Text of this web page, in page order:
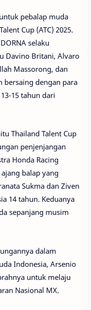
pebalap muda
Cup (ATC) 2025.
selaku
Davino Britani, Alvaro
Massorong, dan
bersaing dengan para
15 tahun dari
Thailand Talent Cup
penjenjangan
Honda Racing
balap yang
Sukma dan Ziven
14 tahun. Keduanya
sepanjang musim
dalam
Indonesia, Arsenio
untuk melaju
Nasional MX.